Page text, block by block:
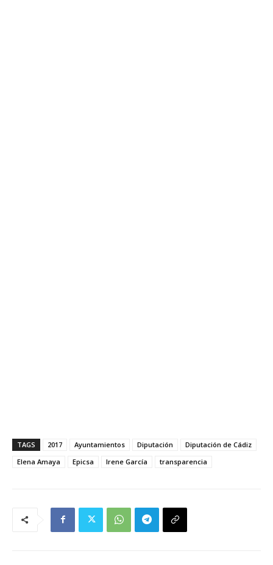
TAGS 2017 Ayuntamientos Diputación
Diputación de Cádiz
Elena Amaya
Epicsa Irene García transparencia